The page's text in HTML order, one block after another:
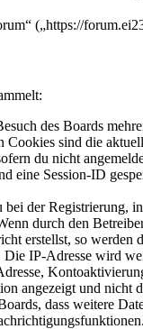
(„https://
des Boards
Cookies sind die
du nicht
eine Session-ID
der Registrierung,
durch den
erstellst, so
IP-Adresse wird
angezeigt und nicht
dass weitere